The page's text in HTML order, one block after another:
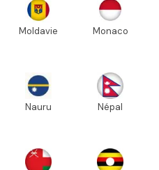
Moldavie Monaco
Nauru Népal